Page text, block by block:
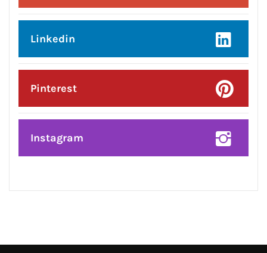
Google Plus
Linkedin
Pinterest
Instagram